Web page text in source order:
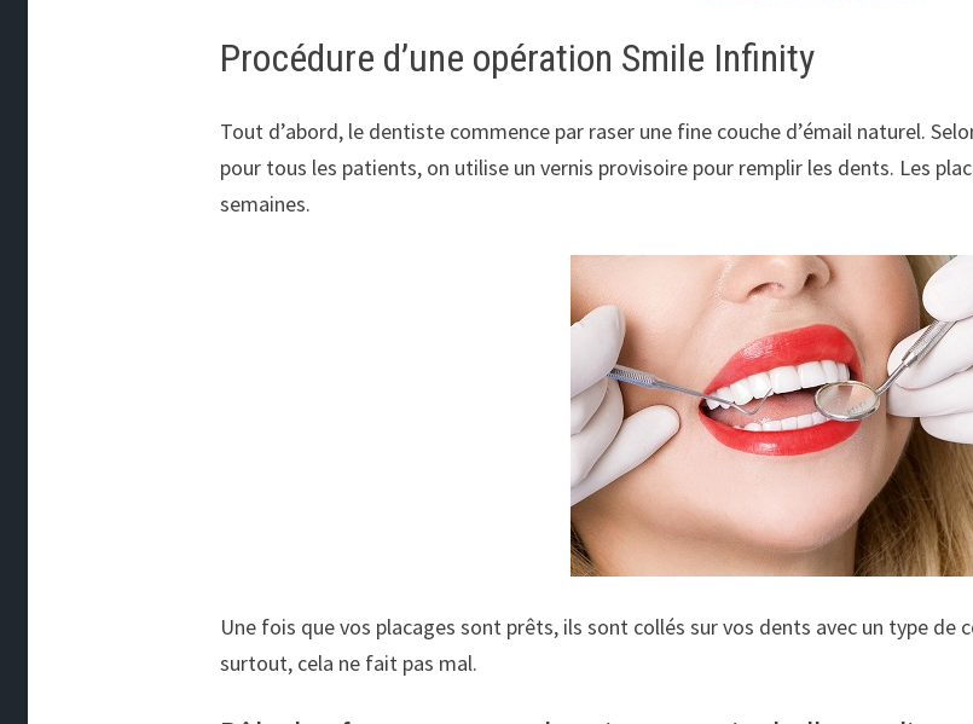
Procédure d’une opération Smile Infinity
Tout d’abord, le dentiste commence par raser une fine couche d’émail naturel.
pour tous les patients, on utilise un vernis provisoire pour remplir les dents. Les
semaines.
Une fois que vos placages sont prêts, ils sont collés sur vos dents avec un type de
surtout, cela ne fait pas mal.